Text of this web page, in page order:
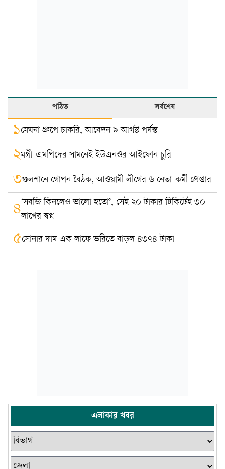
পঠিত সর্বশেষ
১মেঘনা গ্রুপে চাকরি, আবেদন ৯ আগস্ট পর্যন্ত
২মন্ত্রী-এমপিদের সামনেই ইউএনওর আইফোন চুরি
৩গুলশানে গোপন বৈঠক, আওয়ামী লীগের ৬ নেতা-কর্মী গ্রেপ্তার
৪‘সবজি কিনলেও ভালো হতো’, সেই ২০ টাকার টিকিটেই ৩০
লাখের স্বপ্ন
৫সোনার দাম এক লাফে ভরিতে বাড়ল ৪৩৭৪ টাকা
এলাকার খবর